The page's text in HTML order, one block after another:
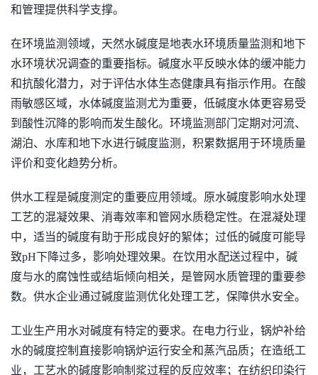
和管理提供科学支撑。
在环境监测领域，天然水碱度是地表水环境质量监测和地下
水环境状况调查的重要指标。碱度水平反映水体的缓冲能力
和抗酸化潜力，对于评估水体生态健康具有指示作用。在酸
雨敏感区域，水体碱度监测尤为重要，低碱度水体更容易受
到酸性沉降的影响而发生酸化。环境监测部门定期对河流、
湖泊、水库和地下水进行碱度监测，积累数据用于环境质量
评价和变化趋势分析。
供水工程是碱度测定的重要应用领域。原水碱度影响水处理
工艺的混凝效果、消毒效率和管网水质稳定性。在混凝处理
中，适当的碱度有助于形成良好的絮体；过低的碱度可能导
致pH下降过多，影响处理效果。在饮用水配送过程中，碱
度与水的腐蚀性或结垢倾向相关，是管网水质管理的重要参
数。供水企业通过碱度监测优化处理工艺，保障供水安全。
工业生产用水对碱度有特定的要求。在电力行业，锅炉补给
水的碱度控制直接影响锅炉运行安全和蒸汽品质；在造纸工
业，工艺水的碱度影响制浆过程的反应效率；在纺织印染行